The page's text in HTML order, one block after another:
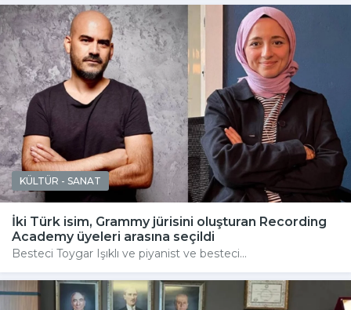
KÜLTÜR - SANAT
İki Türk isim, Grammy jürisini oluşturan Recording
Academy üyeleri arasına seçildi
Besteci Toygar Işıklı ve piyanist ve besteci...